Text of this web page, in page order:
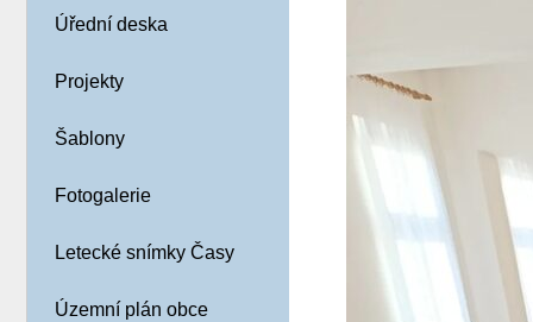
Úřední deska
Projekty
Šablony
Fotogalerie
Letecké snímky Časy
Územní plán obce